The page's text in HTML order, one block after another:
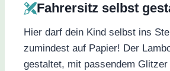
Fahrersitz selbst
Hier darf dein Kind selbst ins
zumindest auf Papier! Der
gestaltet, mit passendem Glitzer